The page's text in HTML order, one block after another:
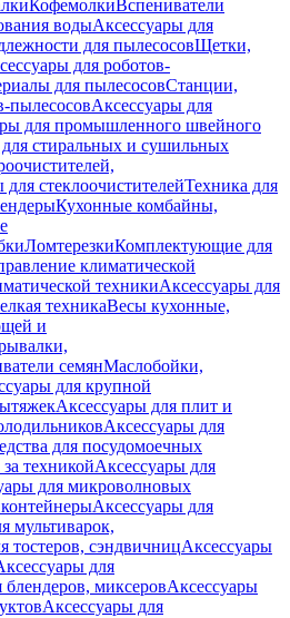
КофемолкиВспениватели
водыАксессуары для
для пылесосовЩетки,
для роботов-
для пылесосовСтанции,
пылесосовАксессуары для
для промышленного швейного
стиральных и сушильных
для стеклоочистителейТехника для
Кухонные комбайны,
ЛомтерезкиКомплектующие для
климатической
техникиАксессуары для
техникаВесы кухонные,
и
семянМаслобойки,
для крупной
Аксессуары для плит и
Аксессуары для
для посудомоечных
техникойАксессуары для
для микроволновых
Аксессуары для
мультиварок,
тостеров, сэндвичницАксессуары
для
блендеров, миксеровАксессуары
Аксессуары для